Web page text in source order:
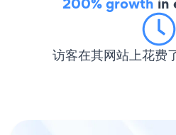
访客在其网站上花费